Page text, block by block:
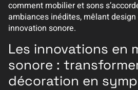
comment mobilier et sons
ambiances inédites, mêlant
innovation sonore.
Les innovations en
sonore :
décoration en